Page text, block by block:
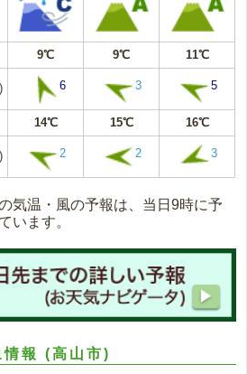
9℃ 9℃ 11℃
6 3 5
14℃ 15℃ 16℃
2 2 3
気温・風の予報は、当日9時に予
います。
情報(高山市)